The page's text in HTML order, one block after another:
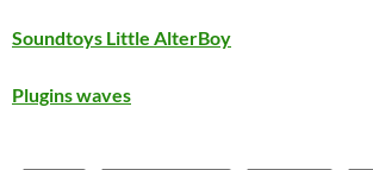
Soundtoys Little AlterBoy
Plugins waves